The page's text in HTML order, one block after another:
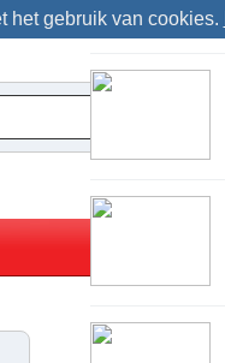
het gebruik van cookies.